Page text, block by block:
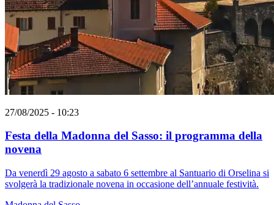
27/08/2025 - 10:23
Festa della Madonna del Sasso: il programma della
novena
Da venerdì 29 agosto a sabato 6 settembre al Santuario di Orselina si
svolgerà la tradizionale novena in occasione dell’annuale festività.